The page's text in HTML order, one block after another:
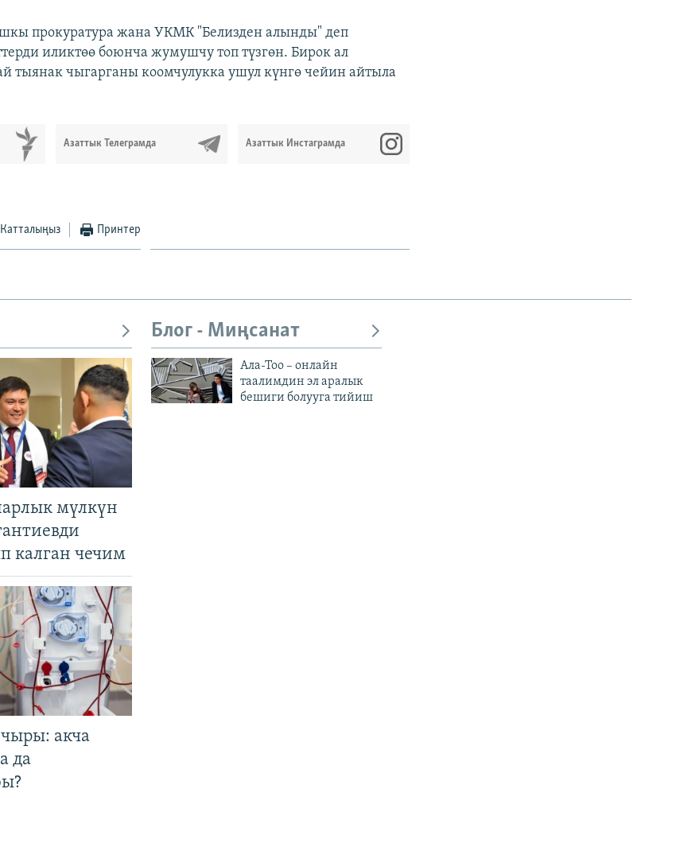
прокуратура жана УКМК "Белизден алынды" деп
иликтөө боюнча жумушчу топ түзгөн. Бирок ал
тыянак чыгарганы коомчулукка ушул күнгө чейин айтыла
Азаттык Телеграмда Азаттык Инстаграмда
Катталыңыз Принтер
мүлкүн
калган чечим
акча
да
Блог - Миңсанат
Ала-Тоо – онлайн
таалимдин эл аралык
бешиги болууга тийиш